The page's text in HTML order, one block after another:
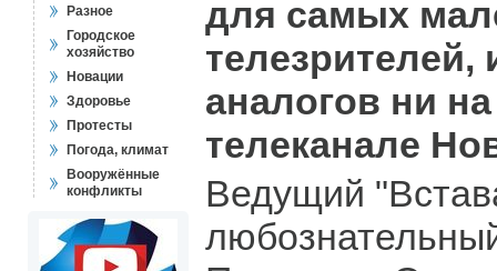
Разное
Городское
хозяйство
Новации
Здоровье
Протесты
Погода, климат
Вооружённые
конфликты
для самых
телезрителей,
аналогов ни
телеканале
Ведущий